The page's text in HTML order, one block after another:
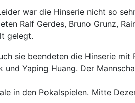
war die Hinserie nicht so
Ralf Gerdes, Bruno Grunz,
gelegt.
sie beendeten die Hinserie
Yaping Huang. Der
in den Pokalspielen. Mitte